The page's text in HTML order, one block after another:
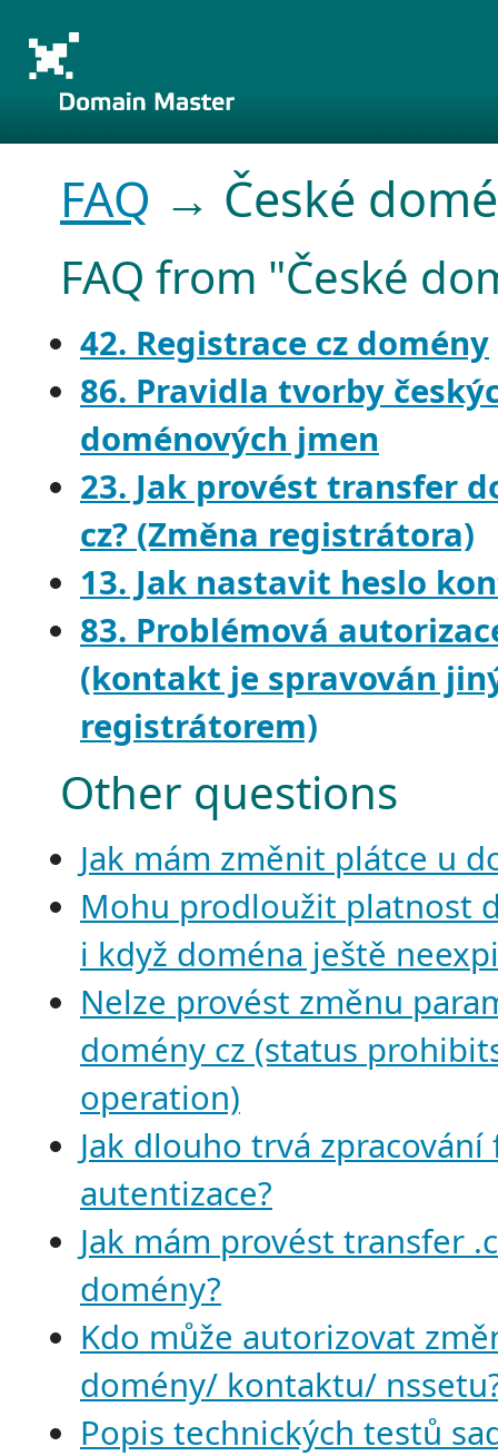
FAQ → České
FAQ from "České
42. Registrace cz domény
86. Pravidla tvorby
doménových jmen
23. Jak provést transfer
cz? (Změna registrátora)
13. Jak nastavit heslo
83. Problémová
(kontakt je spravován
registrátorem)
Other questions
Jak mám změnit plátce u
Mohu prodloužit platnost
i když doména ještě
Nelze provést změnu
domény cz (status
operation)
Jak dlouho trvá zpracování
autentizace?
Jak mám provést transfer
domény?
Kdo může autorizovat
domény/ kontaktu/
Popis technických testů